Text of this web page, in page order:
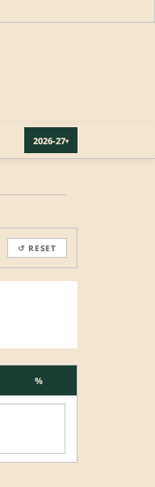
2026-27▾
↺ RESET
%